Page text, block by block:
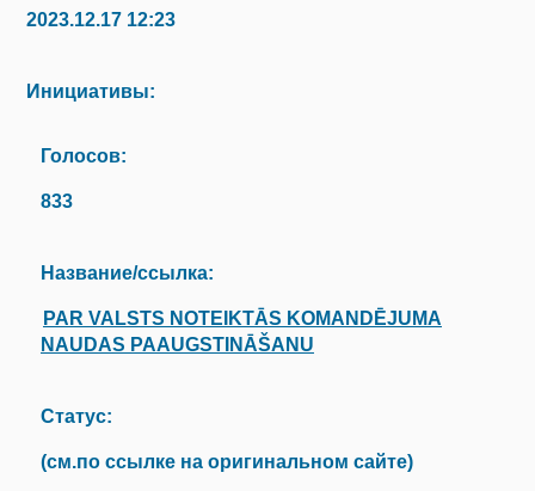
2023.12.17 12:23
Инициативы:
Голосов:
833
Название/ссылка:
PAR VALSTS NOTEIKTĀS KOMANDĒJUMA
NAUDAS PAAUGSTINĀŠANU
Статус:
(см.по ссылке на оригинальном сайте)